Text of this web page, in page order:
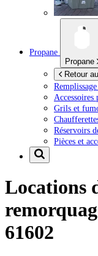
Propane
Propane
Retour
Grils et
Réservoirs
Pièces et
Locations
61602